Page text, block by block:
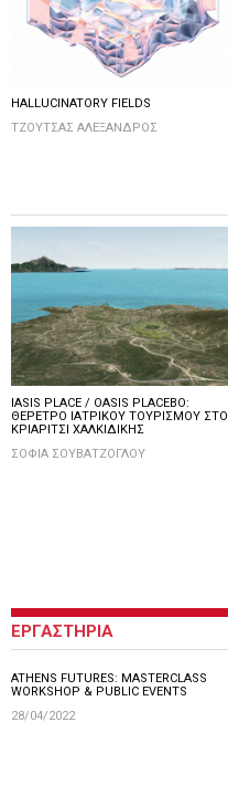
HALLUCINATORY FIELDS
ΤΖΟΥΤΣΑΣ ΑΛΕΞΑΝΔΡΟΣ
IASIS PLACE / OASIS PLACEBO:
ΘΕΡΕΤΡΟ ΙΑΤΡΙΚΟΥ ΤΟΥΡΙΣΜΟΥ ΣΤΟ
ΚΡΙΑΡΙΤΣΙ ΧΑΛΚΙΔΙΚΗΣ
ΣΟΦΙΑ ΣΟΥΒΑΤΖΟΓΛΟΥ
ΕΡΓΑΣΤΗΡΙΑ
ATHENS FUTURES: MASTERCLASS
WORKSHOP & PUBLIC EVENTS
28/04/2022